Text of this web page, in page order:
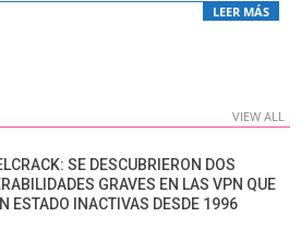
LEER MÁS
VIEW ALL
SE DESCUBRIERON DOS
GRAVES EN LAS VPN QUE
ESTADO INACTIVAS DESDE 1996